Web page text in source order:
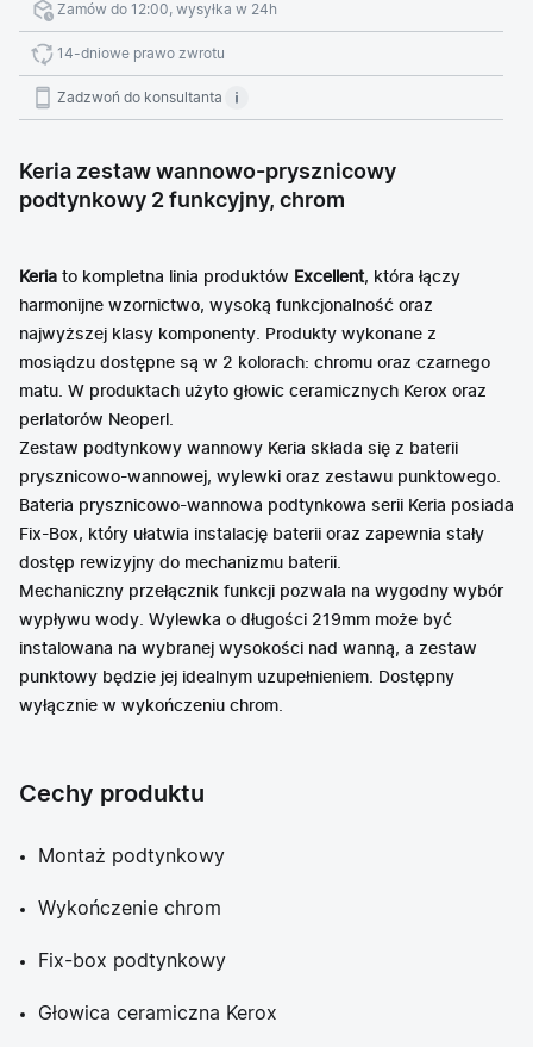
Zamów do 12:00, wysyłka w 24h
14-dniowe prawo zwrotu
Zadzwoń do konsultanta
Keria zestaw wannowo-prysznicowy
podtynkowy 2 funkcyjny, chrom
Keria to kompletna linia produktów Excellent, która łączy
harmonijne wzornictwo, wysoką funkcjonalność oraz
najwyższej klasy komponenty. Produkty wykonane z
mosiądzu dostępne są w 2 kolorach: chromu oraz czarnego
matu. W produktach użyto głowic ceramicznych Kerox oraz
perlatorów Neoperl.
Zestaw podtynkowy wannowy Keria składa się z baterii
prysznicowo-wannowej, wylewki oraz zestawu punktowego.
Bateria prysznicowo-wannowa podtynkowa serii Keria posiada
Fix-Box, który ułatwia instalację baterii oraz zapewnia stały
dostęp rewizyjny do mechanizmu baterii.
Mechaniczny przełącznik funkcji pozwala na wygodny wybór
wypływu wody. Wylewka o długości 219mm może być
instalowana na wybranej wysokości nad wanną, a zestaw
punktowy będzie jej idealnym uzupełnieniem. Dostępny
wyłącznie w wykończeniu chrom.
Cechy produktu
Montaż podtynkowy
Wykończenie chrom
Fix-box podtynkowy
Głowica ceramiczna Kerox